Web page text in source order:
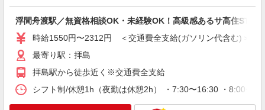
キープ 詳細を見る
アルバイト
小規模多機能型居宅介護 せらび王子/1380000193-032
介護送迎ドライバー
時給1,300円〜1,380円（経験・能力等による）
浮間舟渡駅／無資格相談OK・未経験OK！高級感あるサ高住
時給1550円〜2312円 ＜交通費全支給(ガソリン代含む)＞
最寄り駅：拝島
拝島駅から徒歩近く※交通費全支給
シフト制/休憩1h（夜勤は休憩2h） ・7:30〜16:30 ・8:00